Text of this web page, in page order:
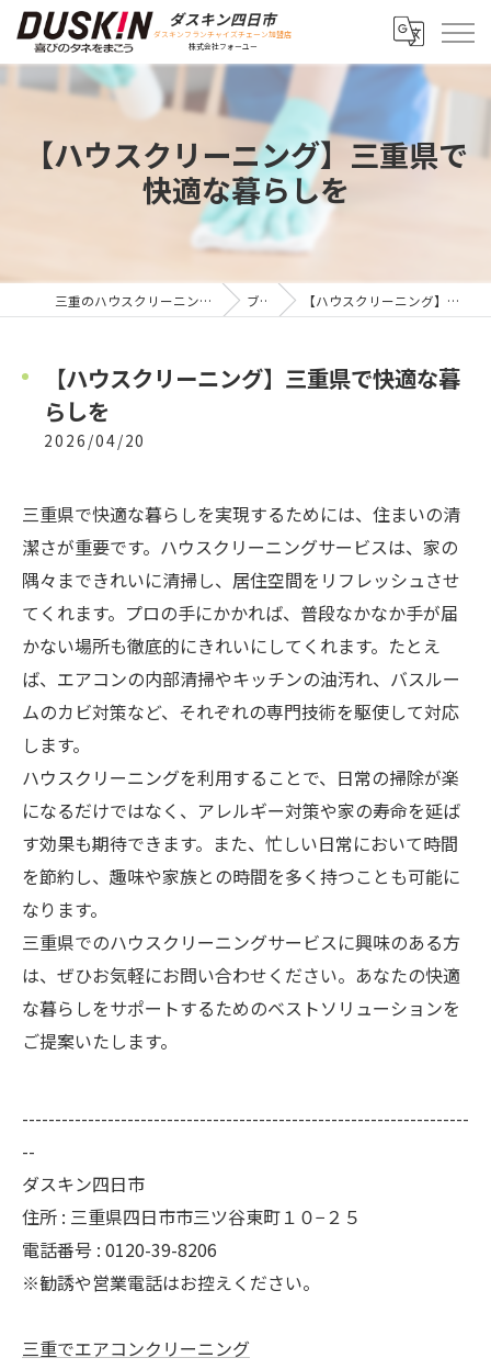
ダスキン四日市
ダスキンフランチャイズチェーン加盟店
株式会社フォーユー
【ハウスクリーニング】三重県で
快適な暮らしを
三重のハウスクリーニングならダスキン四日市 ブログ 【ハウスクリーニング】三重県で快適な暮らしを
【ハウスクリーニング】三重県で快適な暮
らしを
2026/04/20
三重県で快適な暮らしを実現するためには、住まいの清
潔さが重要です。ハウスクリーニングサービスは、家の
隅々まできれいに清掃し、居住空間をリフレッシュさせ
てくれます。プロの手にかかれば、普段なかなか手が届
かない場所も徹底的にきれいにしてくれます。たとえ
ば、エアコンの内部清掃やキッチンの油汚れ、バスルー
ムのカビ対策など、それぞれの専門技術を駆使して対応
します。
ハウスクリーニングを利用することで、日常の掃除が楽
になるだけではなく、アレルギー対策や家の寿命を延ば
す効果も期待できます。また、忙しい日常において時間
を節約し、趣味や家族との時間を多く持つことも可能に
なります。
三重県でのハウスクリーニングサービスに興味のある方
は、ぜひお気軽にお問い合わせください。あなたの快適
な暮らしをサポートするためのベストソリューションを
ご提案いたします。
--------------------------------------------------------------------
--
ダスキン四日市
住所 : 三重県四日市市三ツ谷東町１０−２５
電話番号 : 0120-39-8206
※勧誘や営業電話はお控えください。
三重でエアコンクリーニング